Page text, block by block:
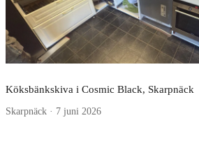
Köksbänkskiva i Cosmic Black, Skarpnäck
Skarpnäck · 7 juni 2026